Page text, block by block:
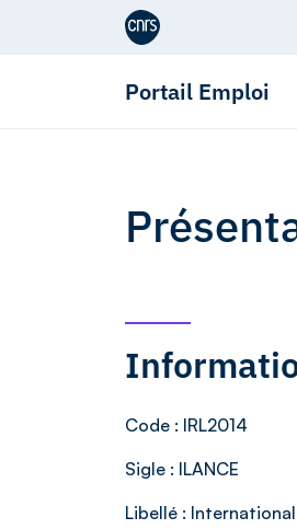
Aller au contenu
Portail Emploi
Code : IRL2014
Sigle : ILANCE
Libellé :